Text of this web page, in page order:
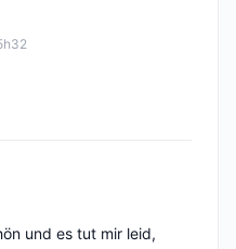
und es tut mir leid,